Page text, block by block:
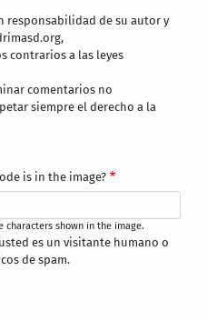
responsabilidad de su autor y
contrarios a las leyes
comentarios no
siempre el derecho a la
is in the image?
characters shown in the image.
es un visitante humano o
de spam.